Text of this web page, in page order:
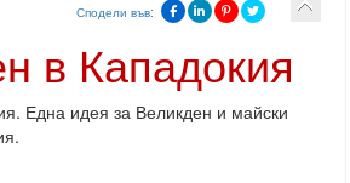
Сподели във:
в Кападокия
Една идея за Великден и майски